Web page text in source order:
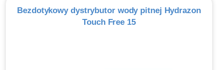
Bezdotykowy dystrybutor wody pitnej Hydrazon
Touch Free 15